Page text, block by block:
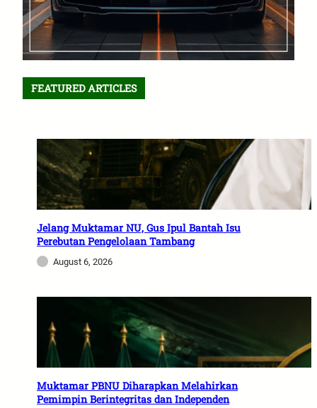
FEATURED ARTICLES
Jelang Muktamar NU, Gus Ipul Bantah Isu
Perebutan Pengelolaan Tambang
August 6, 2026
Muktamar PBNU Diharapkan Melahirkan
Pemimpin Berintegritas dan Independen